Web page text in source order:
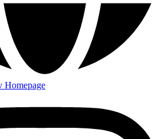
Homepage